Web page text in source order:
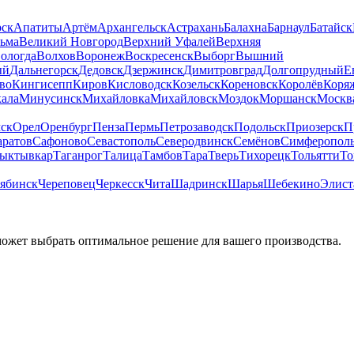
АпатитыАртёмАрхангельскАстраханьБалахнаБарнаулБатайск
Великий НовгородВерхний УфалейВерхняя
ВолховВоронежВоскресенскВыборгВышний
ДальнегорскДедовскДзержинскДимитровградДолгопрудный
КингисеппКировКисловодскКозельскКореновскКоролёв
МинусинскМихайловкаМихайловскМоздокМоршанск
ОрелОренбургПензаПермьПетрозаводскПодольскПриозерск
СафоновоСевастопольСеверодвинскСемёнов
ТаганрогТалицаТамбовТараТверьТихорецкТольятти
ЧереповецЧеркесскЧитаШадринскШарьяШебекино
выбрать оптимальное решение для вашего производства.